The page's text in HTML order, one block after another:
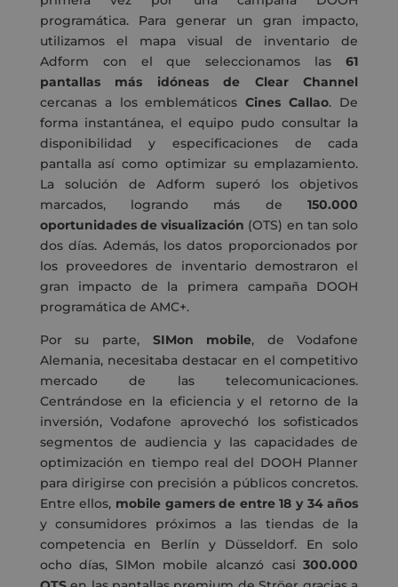
programática. Para generar un gran impacto,
utilizamos el mapa visual de inventario de
Adform con el que seleccionamos las61
pantallas más idóneas de Clear Channel
cercanas a los emblemáticosCines Callao. De
forma instantánea, el equipo pudo consultar la
disponibilidad y especificaciones de cada
pantalla así como optimizar su emplazamiento.
La solución de Adform superó los objetivos
marcados, logrando más de150.000
oportunidades de visualización (OTS) en tan solo
dos días. Además, los datos proporcionados por
los proveedores de inventario demostraron el
gran impacto de la primera campaña DOOH
programática de AMC+.
Por su parte, SIMon mobile, de Vodafone
Alemania, necesitaba destacar en el competitivo
mercado de las telecomunicaciones.
Centrándose en la eficiencia y el retorno de la
inversión, Vodafone aprovechó los sofisticados
segmentos de audiencia y las capacidades de
optimización en tiempo real del DOOH Planner
para dirigirse con precisión a públicos concretos.
Entre ellos, mobile gamers de entre 18 y 34 años
y consumidores próximos a las tiendas de la
competencia en Berlín y Düsseldorf. En solo
ocho días, SIMon mobile alcanzó casi300.000